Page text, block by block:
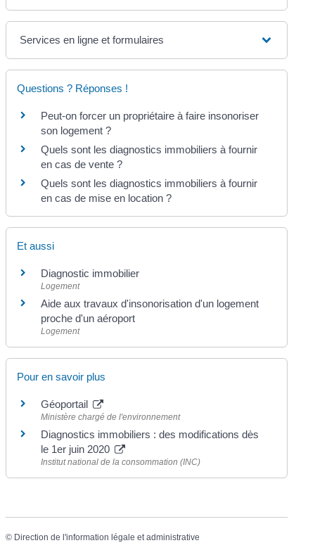
Services en ligne et formulaires
Questions ? Réponses !
Peut-on forcer un propriétaire à faire insonoriser
son logement ?
Quels sont les diagnostics immobiliers à fournir
en cas de vente ?
Quels sont les diagnostics immobiliers à fournir
en cas de mise en location ?
Et aussi
Diagnostic immobilier
Logement
Aide aux travaux d'insonorisation d'un logement
proche d'un aéroport
Logement
Pour en savoir plus
Géoportail
Ministère chargé de l'environnement
Diagnostics immobiliers : des modifications dès
le 1er juin 2020
Institut national de la consommation (INC)
© Direction de l'information légale et administrative